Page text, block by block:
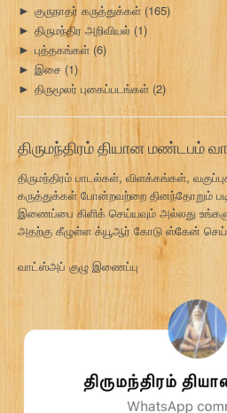
► குருநாதர் கருத்துக்கள் (165)
► திருமந்திர அறிவியல் (1)
► புத்தகங்கள் (6)
► இசை (1)
► திருமூலர் புகைப்படங்கள் (2)
திருமந்திரம் தியான மண்டபம்
திருமந்திரம் பாடல்கள், விளக்கங்கள்,
கருத்துக்கள் போன்றவற்றை தினந்தோறும்
இணைப்பை கிளிக் செய்யவும் அல்லது
அதற்கு கீழுள்ள க்யூஆர் கோடு ஸ்கேன்
வாட்ஸ்அப் குழு இணைப்பு